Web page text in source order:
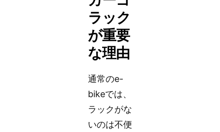
ラック
が重要
な理由
通常のe-
bikeでは、
ラックがな
いのは不便